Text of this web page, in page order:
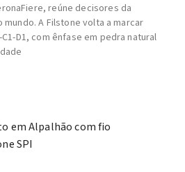
reúne decisores da
A Filstone volta a marcar
D1, com ênfase em pedra natural